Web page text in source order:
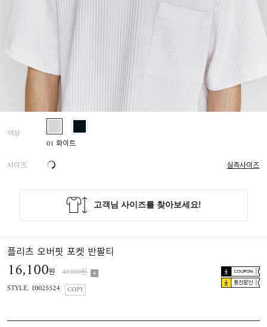
색상
01 화이트
사이즈
실측사이즈
플리츠 오버핏 포켓 반팔티
16,100원 49,800원
플친할인
STYLE. 10025524 COPY